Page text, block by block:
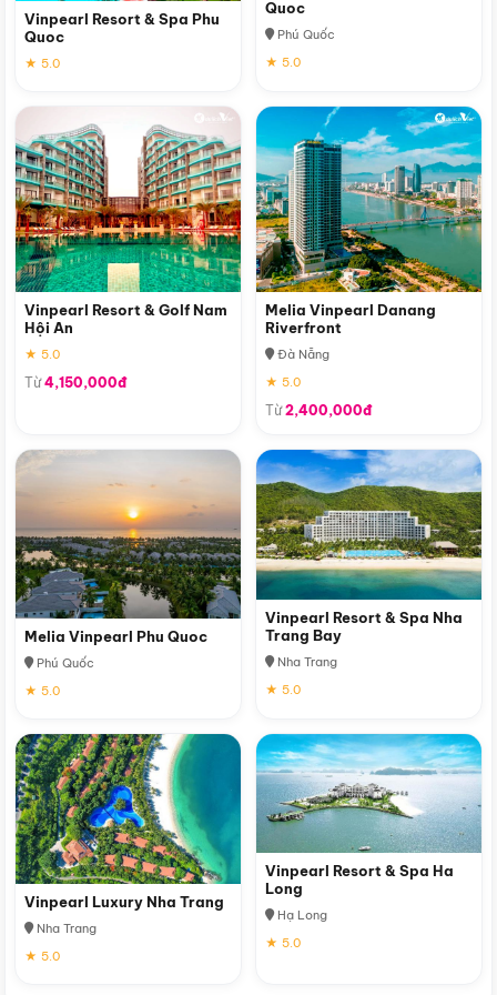
Vinpearl Resort & Spa Phu
Quoc
★ 5.0
Quoc
Phú Quốc
★ 5.0
Vinpearl Resort & Golf Nam
Hội An
★ 5.0
Từ4,150,000đ
Melia Vinpearl Danang
Riverfront
Đà Nẵng
★ 5.0
Từ2,400,000đ
Melia Vinpearl Phu Quoc
Phú Quốc
★ 5.0
Vinpearl Resort & Spa Nha
Trang Bay
Nha Trang
★ 5.0
Vinpearl Luxury Nha Trang
Nha Trang
★ 5.0
Vinpearl Resort & Spa Ha
Long
Hạ Long
★ 5.0